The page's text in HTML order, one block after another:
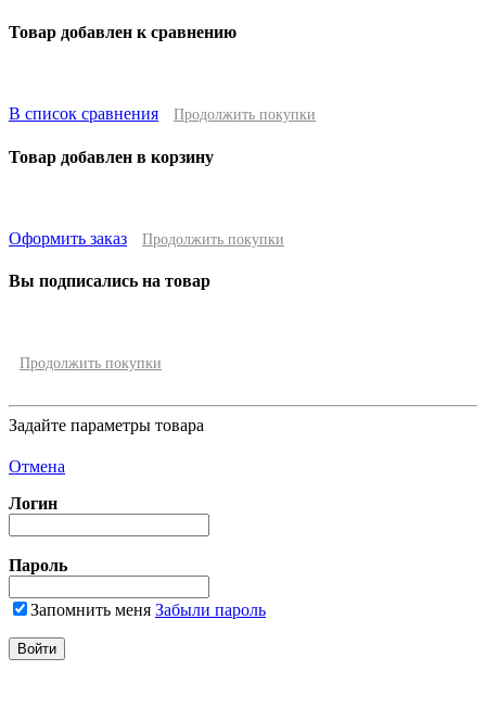
Товар добавлен к сравнению
В список сравнения Продолжить покупки
Товар добавлен в корзину
Оформить заказ Продолжить покупки
Вы подписались на товар
Продолжить покупки
Задайте параметры товара
Отмена
Логин
Пароль
Запомнить меня Забыли пароль